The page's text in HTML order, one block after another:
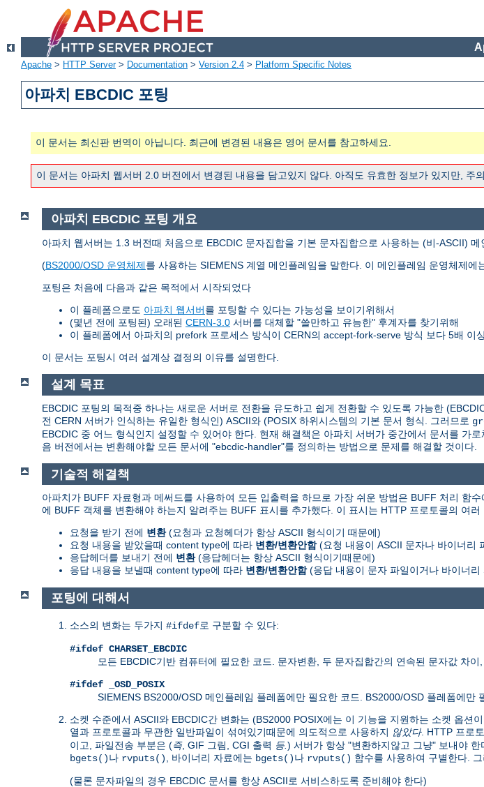
Apache > HTTP Server> Documentation > Version 2.4 > Platform Specific Notes
아파치 EBCDIC 포팅
이 문서는 최신판 번역이 아닙니다. 최근에 변경된 내용은 영어 문서를 참고하세요.
이 문서는 아파치 웹서버 2.0 버전에서 변경된 내용을 담고있지 않다. 아직도 유효한 정보가 있지만, 주
아파치 EBCDIC 포팅 개요
아파치 웹서버는 1.3 버전때 처음으로 EBCDIC 문자집합을 기본 문자집합으로 사용하는 (비-ASCII) 메
(BS2000/OSD 운영체제를 사용하는 SIEMENS 계열 메인플레임을 말한다. 이 메인플레임 운영체제에
포팅은 처음에 다음과 같은 목적에서 시작되었다
이 플레폼으로도 아파치 웹서버를 포팅할 수 있다는 가능성을 보이기위해서
(몇년 전에 포팅된) 오래된 CERN-3.0 서버를 대체할 "쓸만하고 유능한" 후계자를 찾기위해
이 플레폼에서 아파치의 prefork 프로세스 방식이 CERN의 accept-fork-serve 방식 보다 5배 이
이 문서는 포팅시 여러 설계상 결정의 이유를 설명한다.
설계 목표
EBCDIC 포팅의 목적중 하나는 새로운 서버로 전환을 유도하고 쉽게 전환할 수 있도록 가능한
전 CERN 서버가 인식하는 유일한 형식인) ASCII와 (POSIX 하위시스템의 기본 문서 형식. 그러므로
EBCDIC 중 어느 형식인지 설정할 수 있어야 한다. 현재 해결책은 아파치 서버가 중간에서 문서를 가
음 버전에서는 변환해야할 모든 문서에 "ebcdic-handler"를 정의하는 방법으로 문제를 해결할 것이다.
기술적 해결책
아파치가 BUFF 자료형과 메써드를 사용하여 모든 입출력을 하므로 가장 쉬운 방법은 BUFF 처리 함
에 BUFF 객체를 변환해야 하는지 알려주는 BUFF 표시를 추가했다. 이 표시는 HTTP 프로토콜의 여
요청을 받기 전에 변환(요청과 요청헤더가 항상 ASCII 형식이기 때문에)
요청 내용을 받았을때 content type에 따라 변환/변환안함(요청 내용이 ASCII 문자나 바이너리
응답헤더를 보내기 전에 변환(응답헤더는 항상 ASCII 형식이기때문에)
응답 내용을 보낼때 content type에 따라 변환/변환안함(응답 내용이 문자 파일이거나 바이너리
포팅에 대해서
소스의 변화는 두가지 #ifdef로 구분할 수 있다:
#ifdef CHARSET_EBCDIC
모든 EBCDIC기반 컴퓨터에 필요한 코드. 문자변환, 두 문자집합간의 연속된 문자값 차
#ifdef _OSD_POSIX
SIEMENS BS2000/OSD 메인플레임 플레폼에만 필요한 코드. BS2000/OSD 플레폼에만
소켓 수준에서 ASCII와 EBCDIC간 변화는 (BS2000 POSIX에는 이 기능을 지원하는 소켓 옵션
열과 프로토콜과 무관한 일반파일이 섞여있기때문에 의도적으로 사용하지 않았다. HTTP 프로
이고, 파일전송 부분은 (즉, GIF 그림, CGI 출력 등. ) 서버가 항상 "변환하지않고 그냥" 보내야
bgets()나 rvputs() , 바이너리 자료에는 bgets()나 rvputs() 함수를 사용하여 구별한다.
(물론 문자파일의 경우 EBCDIC 문서를 항상 ASCII로 서비스하도록 준비해야 한다)